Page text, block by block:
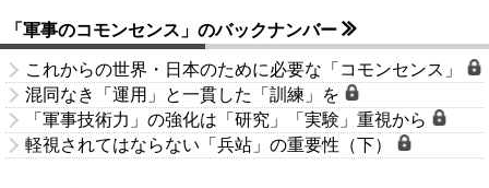
「軍事のコモンセンス」のバックナンバー
これからの世界・日本のために必要な「コモンセンス」
混同なき「運用」と一貫した「訓練」を
「軍事技術力」の強化は「研究」「実験」重視から
軽視されてはならない「兵站」の重要性（下）